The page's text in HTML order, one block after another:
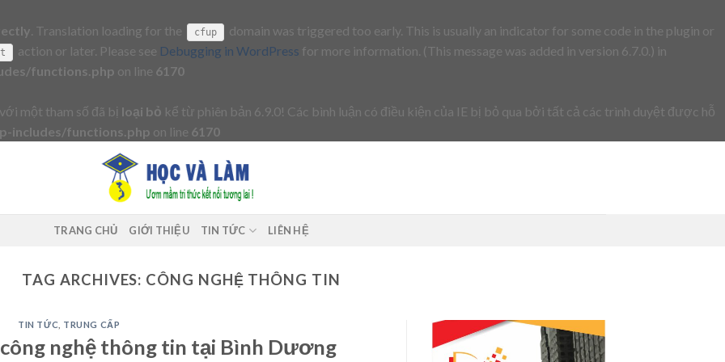
. Translation loading for the cfup
domain was triggered too early. This is usually an indicator for some code in the plugin or
action or later. Please see Debugging in WordPress for more information. (This message was added in version 6.7.0.) in
functions.php on line 6170
một tham số đã bị loại bỏ kể từ phiên bản 6.9.0! Các bình luận có điều kiện của IE bị bỏ qua bởi tất cả các trình duyệt được hỗ
includes/functions.php on line 6170
TRANG CHỦ GIỚI THIỆU TIN TỨC LIÊN HỆ
TAG ARCHIVES: CÔNG NGHỆ THÔNG TIN
TIN TỨC TRUNG CẤP
nghệ thông tin tại Bình Dương